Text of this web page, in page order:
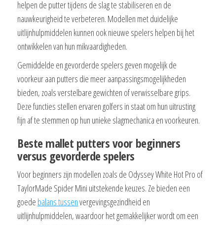
helpen de putter tijdens de slag te stabiliseren en de
nauwkeurigheid te verbeteren. Modellen met duidelijke
uitlijnhulpmiddelen kunnen ook nieuwe spelers helpen bij het
ontwikkelen van hun mikvaardigheden.
Gemiddelde en gevorderde spelers geven mogelijk de
voorkeur aan putters die meer aanpassingsmogelijkheden
bieden, zoals verstelbare gewichten of verwisselbare grips.
Deze functies stellen ervaren golfers in staat om hun uitrusting
fijn af te stemmen op hun unieke slagmechanica en voorkeuren.
Beste mallet putters voor beginners
versus gevorderde spelers
Voor beginners zijn modellen zoals de Odyssey White Hot Pro of
TaylorMade Spider Mini uitstekende keuzes. Ze bieden een
goede balans tussenvergevingsgezindheid en
uitlijnhulpmiddelen, waardoor het gemakkelijker wordt om een